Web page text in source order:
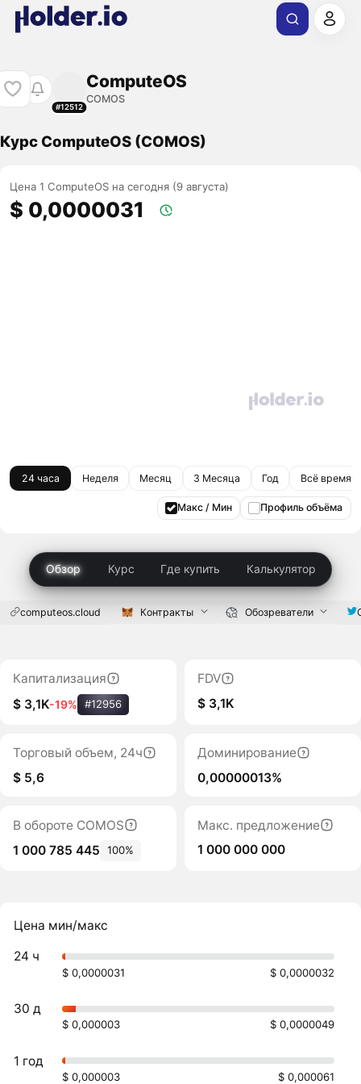
#12512
ComputeOS
COMOS
Курс ComputeOS (COMOS)
Цена 1 ComputeOS на сегодня (9 августа)
$ 0,0000031
24 часа Неделя Месяц 3 Месяца Год Всё время
Макс / Мин Профиль объёма
Обзор Курс Где купить Калькулятор
computeos.cloud Контракты Обозреватели
Капитализация
$ 3,1K-19% #12956
FDV
$ 3,1K
Торговый объем, 24ч
$ 5,6
Доминирование
0,00000013%
В обороте COMOS
1 000 785 445
100%
Макс. предложение
1 000 000 000
Цена мин/макс
24 ч
$ 0,0000031 $ 0,0000032
30 д
$ 0,000003 $ 0,0000049
1 год
$ 0,000003 $ 0,000061